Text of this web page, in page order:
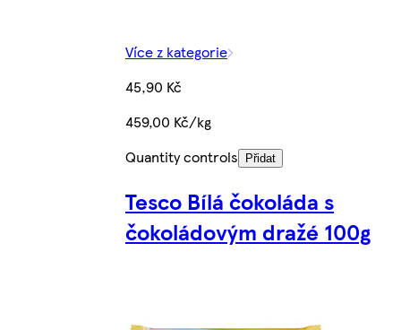
Více z kategorie
45,90 Kč
459,00 Kč/kg
Quantity controls
Přidat
Tesco Bílá čokoláda s
čokoládovým dražé 100g